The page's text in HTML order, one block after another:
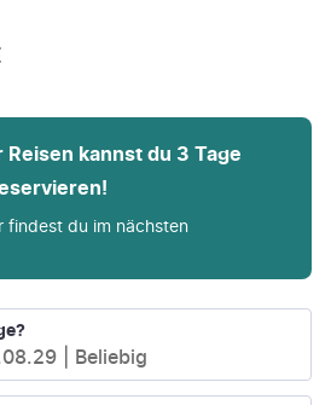
kannst du 3 Tage
findest du im nächsten
Beliebig